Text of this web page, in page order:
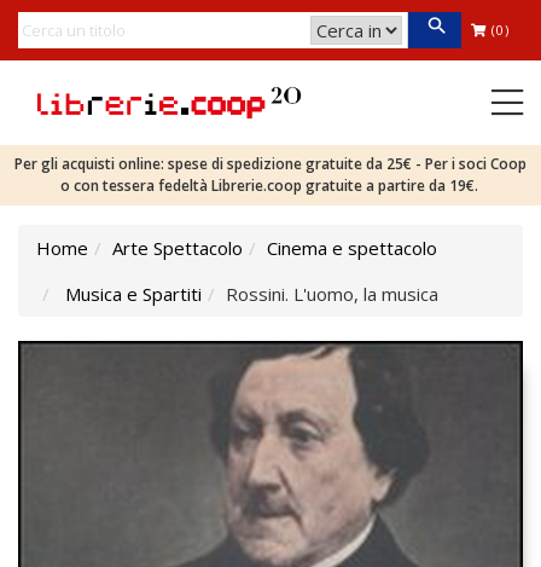
(0)
Per gli acquisti online: spese di spedizione gratuite da 25€ - Per i soci Coop
o con tessera fedeltà Librerie.coop gratuite a partire da 19€.
Home Arte Spettacolo
Cinema e spettacolo
Musica e Spartiti
Rossini. L'uomo, la musica